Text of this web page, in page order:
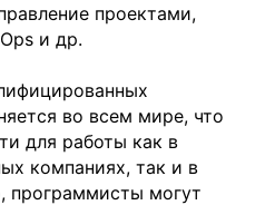
проектами,
и др.
во всем мире, что
для работы как в
компаниях, так и в
программисты могут